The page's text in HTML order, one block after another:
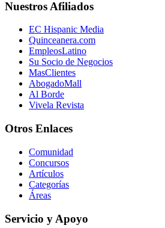
Nuestros Afiliados
EC Hispanic Media
Quinceanera.com
EmpleosLatino
Su Socio de Negocios
MasClientes
AbogadoMall
Al Borde
Vivela Revista
Otros Enlaces
Comunidad
Concursos
Artículos
Categorías
Áreas
Servicio y Apoyo